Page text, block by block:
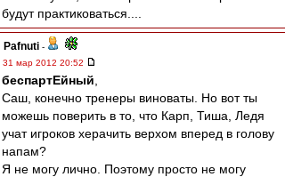
будут практиковаться....
Pafnuti -
31 мар 2012 20:52
беспартЕйный
Саш, конечно тренеры виноваты. Но вот ты
можешь поверить в то, что Карп, Тиша, Ледя
учат игроков херачить верхом вперед в голову
напам?
Я не могу лично. Поэтому просто не могу